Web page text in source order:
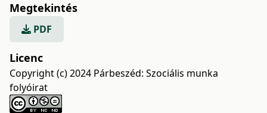
Megtekintés
PDF
Licenc
Copyright (c) 2024 Párbeszéd: Szociális munka
folyóirat